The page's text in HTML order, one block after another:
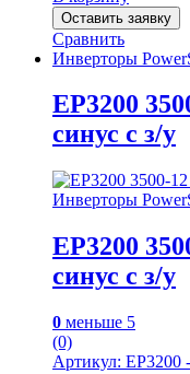
Оставить заявку
Сравнить
Инверторы
EP3200
синус с з/у
Инверторы
EP3200
синус с з/у
0 меньше 5
(0)
Артикул: EP3200